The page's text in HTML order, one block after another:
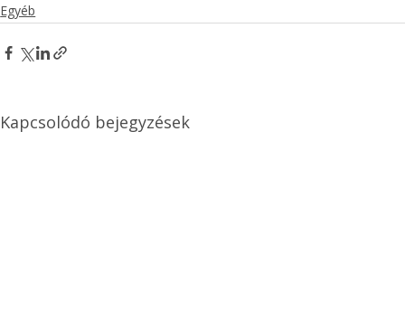
Egyéb
Kapcsolódó bejegyzések